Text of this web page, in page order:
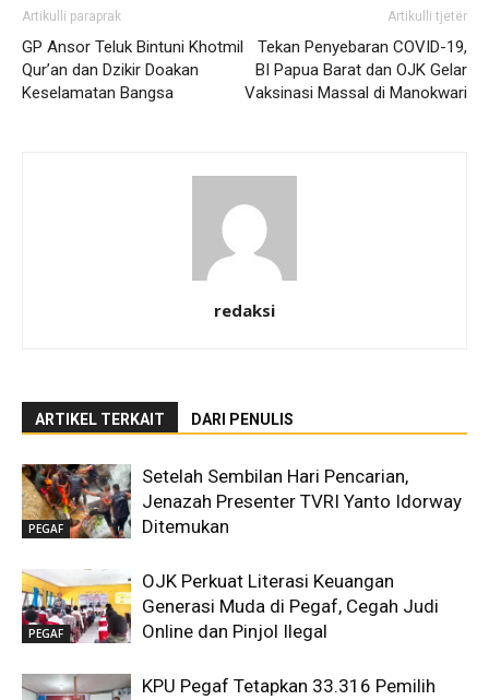
Artikulli paraprak
GP Ansor Teluk Bintuni Khotmil
Qur’an dan Dzikir Doakan
Keselamatan Bangsa
Artikulli tjetër
Tekan Penyebaran COVID-19,
BI Papua Barat dan OJK Gelar
Vaksinasi Massal di Manokwari
redaksi
ARTIKEL TERKAIT DARI PENULIS
PEGAF
Setelah Sembilan Hari Pencarian,
Jenazah Presenter TVRI Yanto Idorway
Ditemukan
PEGAF
OJK Perkuat Literasi Keuangan
Generasi Muda di Pegaf, Cegah Judi
Online dan Pinjol Ilegal
KPU Pegaf Tetapkan 33.316 Pemilih